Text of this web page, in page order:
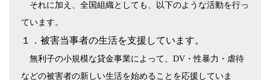
それに加え、全国組織としても、以下のような活動を行っ
ています。
１．被害当事者の生活を支援しています。
無利子の小規模な貸金事業によって、 DV ・性暴力・虐待
などの被害者の新しい生活を始めることを応援していま